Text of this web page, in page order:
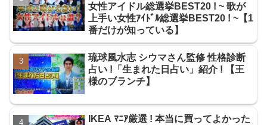
女性アイドル総選挙BEST20 ! ~ 歌が
上手い女性ｱｲﾄﾞﾙ総選挙BEST20 ! ~【1
番だけが知っている】
琉球風水志 シウマさん監修 性格診断
占い !「生まれた日占い」紹介 ! 【王
様のブランチ】
IKEA ﾏﾆｱ厳選 ! 本当に買ってよかった